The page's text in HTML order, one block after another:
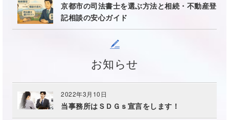
京都市の司法書士を選ぶ方法と相続・不動産登
記相談の安心ガイド
お知らせ
2022年3月10日
当事務所はＳＤＧｓ宣言をします！